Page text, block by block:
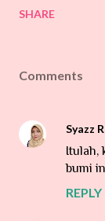
SHARE
Comments
Syazz
Itulah,
bumi
REPLY